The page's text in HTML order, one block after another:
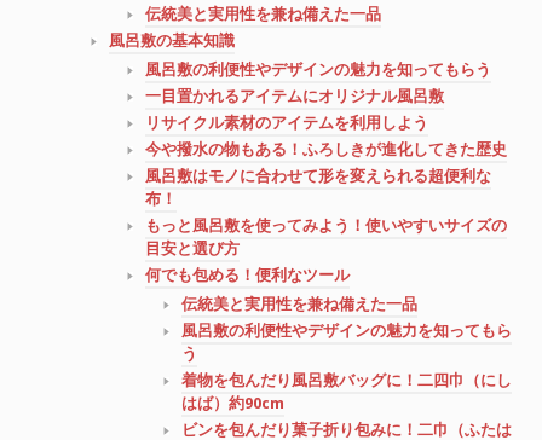
伝統美と実用性を兼ね備えた一品
風呂敷の基本知識
風呂敷の利便性やデザインの魅力を知ってもらう
一目置かれるアイテムにオリジナル風呂敷
リサイクル素材のアイテムを利用しよう
今や撥水の物もある！ふろしきが進化してきた歴史
風呂敷はモノに合わせて形を変えられる超便利な
布！
もっと風呂敷を使ってみよう！使いやすいサイズの
目安と選び方
何でも包める！便利なツール
伝統美と実用性を兼ね備えた一品
風呂敷の利便性やデザインの魅力を知ってもら
う
着物を包んだり風呂敷バッグに！二四巾（にし
はば）約90cm
ビンを包んだり菓子折り包みに！二巾（ふたは